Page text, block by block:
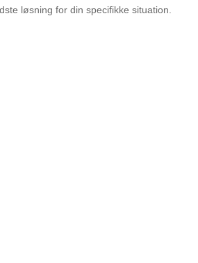
løsning for din specifikke situation.